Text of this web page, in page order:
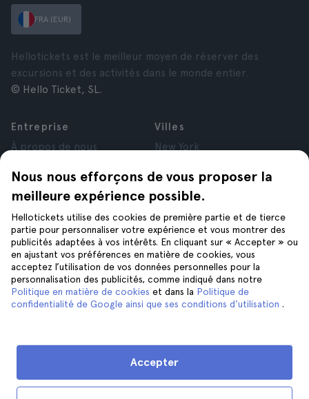
Nous nous efforçons de vous proposer la
meilleure expérience possible.
Hellotickets utilise des cookies de première partie et de tierce
partie pour personnaliser votre expérience et vous montrer des
publicités adaptées à vos intérêts. En cliquant sur « Accepter » ou
en ajustant vos préférences en matière de cookies, vous
acceptez l’utilisation de vos données personnelles pour la
personnalisation des publicités, comme indiqué dans notre
Politique en matière de cookies et dans la Politique de
confidentialité de Google ainsi que ses conditions d'utilisation .
Accepter
FRA (EUR)
Hellotickets est le meilleur moyen de réserver des
excursions et des activités dans le monde entier.
© Hello Ticket, SL.
Entreprise
À propos de nous
Affiliés
Avis
Confidentialité
Conditions générales
Mentions Légales
Cookies
Villes
New York
Paris
Londres
Grenade
Cracovie
Tenerife
Aide
Suivez-nous sur